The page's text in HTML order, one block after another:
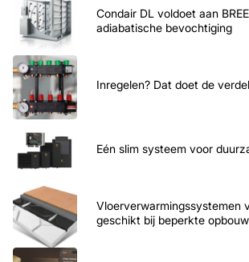
Condair DL voldoet aan
adiabatische bevochtiging
Inregelen? Dat doet de
Eén slim systeem voor
Vloerverwarmingssystemen
geschikt bij beperkte